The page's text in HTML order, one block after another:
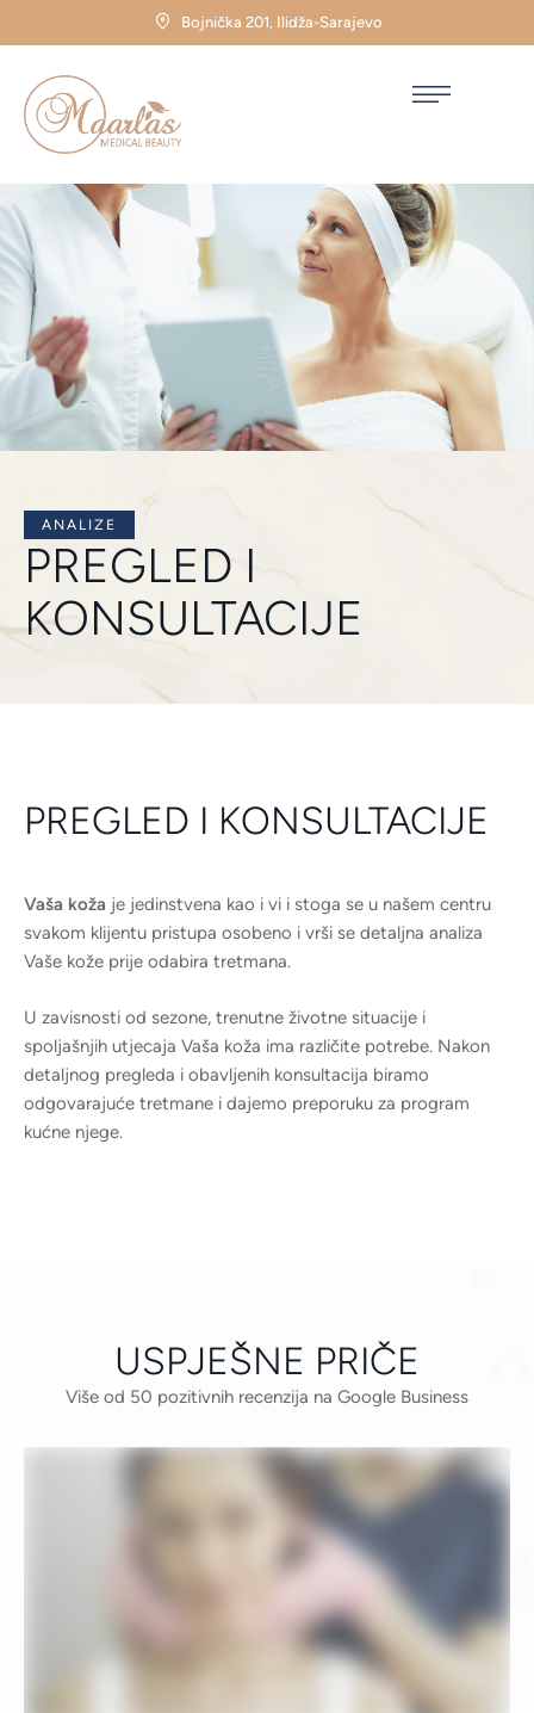
Bojnička 201, Ilidža-Sarajevo
ANALIZE
PREGLED I
KONSULTACIJE
PREGLED I KONSULTACIJE
Vaša koža je jedinstvena kao i vi i stoga se u našem centru
svakom klijentu pristupa osobeno i vrši se detaljna analiza
Vaše kože prije odabira tretmana.
U zavisnosti od sezone, trenutne životne situacije i
spoljašnjih utjecaja Vaša koža ima različite potrebe. Nakon
detaljnog pregleda i obavljenih konsultacija biramo
odgovarajuće tretmane i dajemo preporuku za program
kućne njege.
USPJEŠNE PRIČE
Više od 50 pozitivnih recenzija na Google Business